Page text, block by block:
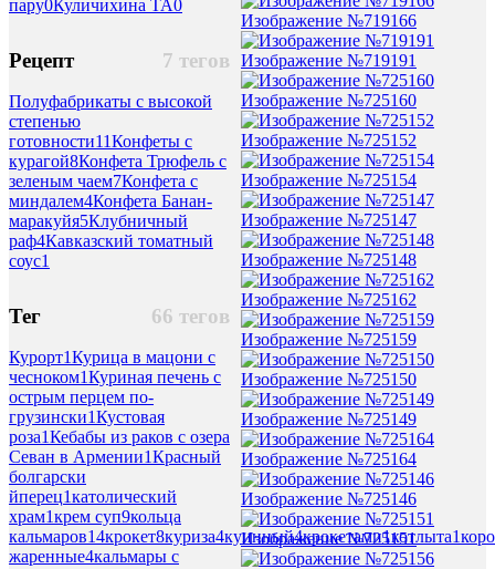
пару0Куличихина ТА0
7 тегов
Рецепт
Полуфабрикаты с высокой
степенью
готовности11Конфеты с
курагой8Конфета Трюфель с
зеленым чаем7Конфета с
миндалем4Конфета Банан-
маракуйя5Клубничный
раф4Кавказский томатный
соус1
66 тегов
Тег
Курорт1Курица в мацони с
чесноком1Куриная печень с
острым перцем по-
грузински1Кустовая
роза1Кебабы из раков с озера
Севан в Армении1Красный
болгарски
йперец1католический
храм1крем суп9кольца
кальмаров14крокет8куриза4куинный4крокетами1котлыта1
жаренные4кальмары с
Изображение №719166
Изображение №719191
Изображение №725160
Изображение №725152
Изображение №725154
Изображение №725147
Изображение №725148
Изображение №725162
Изображение №725159
Изображение №725150
Изображение №725149
Изображение №725164
Изображение №725146
Изображение №725151